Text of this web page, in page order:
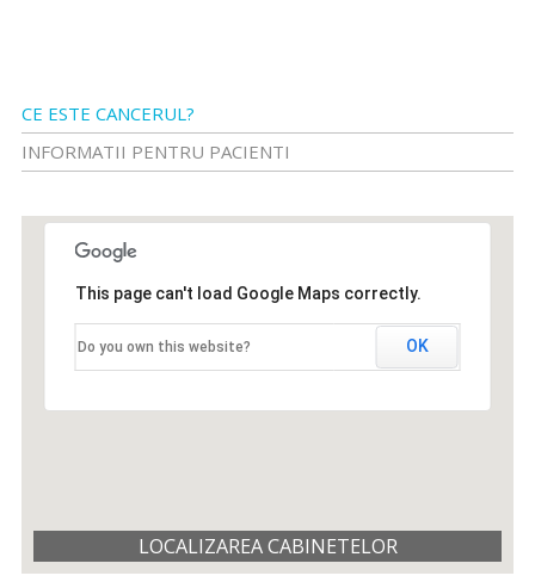
CE ESTE CANCERUL?
INFORMATII PENTRU PACIENTI
LOCALIZAREA CABINETELOR
This page can't load Google Maps correctly.
Do you own this website? OK